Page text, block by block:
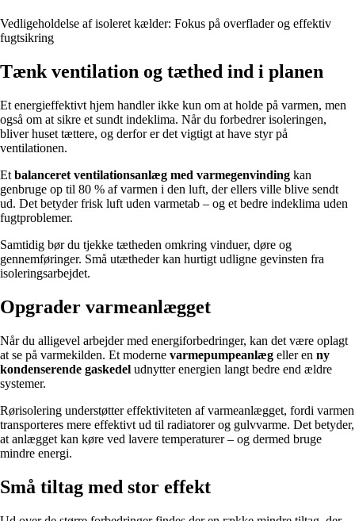
Vedligeholdelse af isoleret kælder: Fokus på overflader og effektiv
fugtsikring
Tænk ventilation og tæthed ind i planen
Et energieffektivt hjem handler ikke kun om at holde på varmen, men
også om at sikre et sundt indeklima. Når du forbedrer isoleringen,
bliver huset tættere, og derfor er det vigtigt at have styr på
ventilationen.
Et balanceret ventilationsanlæg med varmegenvinding kan
genbruge op til 80 % af varmen i den luft, der ellers ville blive sendt
ud. Det betyder frisk luft uden varmetab – og et bedre indeklima uden
fugtproblemer.
Samtidig bør du tjekke tætheden omkring vinduer, døre og
gennemføringer. Små utætheder kan hurtigt udligne gevinsten fra
isoleringsarbejdet.
Opgrader varmeanlægget
Når du alligevel arbejder med energiforbedringer, kan det være oplagt
at se på varmekilden. Et moderne varmepumpeanlæg eller en ny
kondenserende gaskedel udnytter energien langt bedre end ældre
systemer.
Rørisolering understøtter effektiviteten af varmeanlægget, fordi varmen
transporteres mere effektivt ud til radiatorer og gulvvarme. Det betyder,
at anlægget kan køre ved lavere temperaturer – og dermed bruge
mindre energi.
Små tiltag med stor effekt